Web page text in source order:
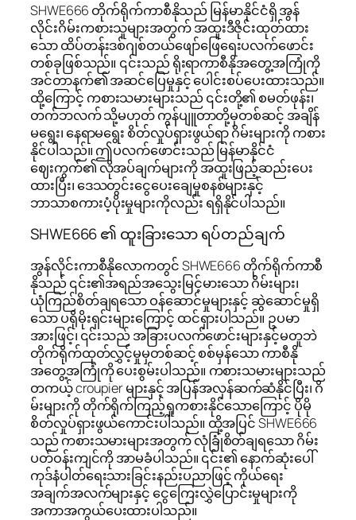
SHWE666 တိုက်ရိုက်ကာစီနိုသည် မြန်မာနိုင်ငံရှိ အွန်
လိုင်းဂိမ်းကစားသူများအတွက် အထူးဒီဇိုင်းထုတ်ထား
သော ထိပ်တန်းဒစ်ဂျစ်တယ်ဖျော်ဖြေရေးပလက်ဖောင်း
တစ်ခုဖြစ်သည်။ ၎င်းသည် ရိုးရာကာစီနိုအတွေ့အကြုံကို
အင်တာနက်၏ အဆင်ပြေမှုနှင့် ပေါင်းစပ်ပေးထားသည်။
ထို့ကြောင့် ကစားသမားများသည် ၎င်းတို့၏ စမတ်ဖုန်း၊
တက်ဘလက် သို့မဟုတ် ကွန်ပျူတာတို့မှတစ်ဆင့် အချိန်
မရွေး၊ နေရာမရွေး စိတ်လှုပ်ရှားဖွယ်ရာ ဂိမ်းများကို ကစား
နိုင်ပါသည်။ ဤပလက်ဖောင်းသည် မြန်မာနိုင်ငံ
ဈေးကွက်၏ လိုအပ်ချက်များကို အထူးဖြည့်ဆည်းပေး
ထားပြီး၊ ဒေသတွင်းငွေပေးချေမှုစနစ်များနှင့်
ဘာသာစကားပံ့ပိုးမှုများကိုလည်း ရရှိနိုင်ပါသည်။
SHWE666 ၏ ထူးခြားသော ရပ်တည်ချက်
အွန်လိုင်းကာစီနိုလောကတွင် SHWE666 တိုက်ရိုက်ကာစီ
နိုသည် ၎င်း၏အရည်အသွေးမြင့်မားသော ဂိမ်းများ၊
ယုံကြည်စိတ်ချရသော ဝန်ဆောင်မှုများနှင့် ဆွဲဆောင်မှုရှိ
သော ပရိုမိုးရှင်းများကြောင့် ထင်ရှားပါသည်။ ဥပမာ
အားဖြင့်၊ ၎င်းသည် အခြားပလက်ဖောင်းများနှင့်မတူဘဲ
တိုက်ရိုက်ထုတ်လွှင့်မှုမှတစ်ဆင့် စစ်မှန်သော ကာစီနို
အတွေ့အကြုံကို ပေးစွမ်းပါသည်။ ကစားသမားများသည်
တကယ့် croupier များနှင့် အပြန်အလှန်ဆက်ဆံနိုင်ပြီး၊ ဂိ
မ်းများကို တိုက်ရိုက်ကြည့်ရှုကစားနိုင်သောကြောင့် ပိုမို
စိတ်လှုပ်ရှားဖွယ်ကောင်းပါသည်။ ထို့အပြင် SHWE666
သည် ကစားသမားများအတွက် လုံခြုံစိတ်ချရသော ဂိမ်း
ပတ်ဝန်းကျင်ကို အာမခံပါသည်။ ၎င်း၏ နောက်ဆုံးပေါ်
ကုဒ်နံပါတ်ရေးသားခြင်းနည်းပညာဖြင့် ကိုယ်ရေး
အချက်အလက်များနှင့် ငွေကြေးလွှဲပြောင်းမှုများကို
အကာအကွယ်ပေးထားပါသည်။